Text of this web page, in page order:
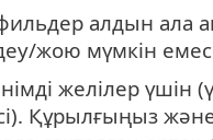
алдын ала
жою мүмкін
желілер үшін
Құрылғыңыз